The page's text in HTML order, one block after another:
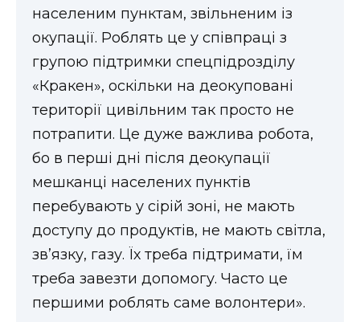
населеним пунктам, звільненим із
окупації. Роблять це у співпраці з
групою підтримки спецпідрозділу
«Кракен», оскільки на деокуповані
території цивільним так просто не
потрапити. Це дуже важлива робота,
бо в перші дні після деокупації
мешканці населених пунктів
перебувають у сірій зоні, не мають
доступу до продуктів, не мають світла,
зв’язку, газу. Їх треба підтримати, їм
треба завезти допомогу. Часто це
першими роблять саме волонтери».